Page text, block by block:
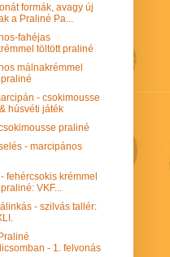
formák, avagy új
a Praliné Pa...
fahéjas
töltött praliné
málnakrémmel
- csokimousse
húsvéti játék
praliné
- marcipános
fehércsokis krémmel
VKF...
- szilvás tallér:
- 1. felvonás